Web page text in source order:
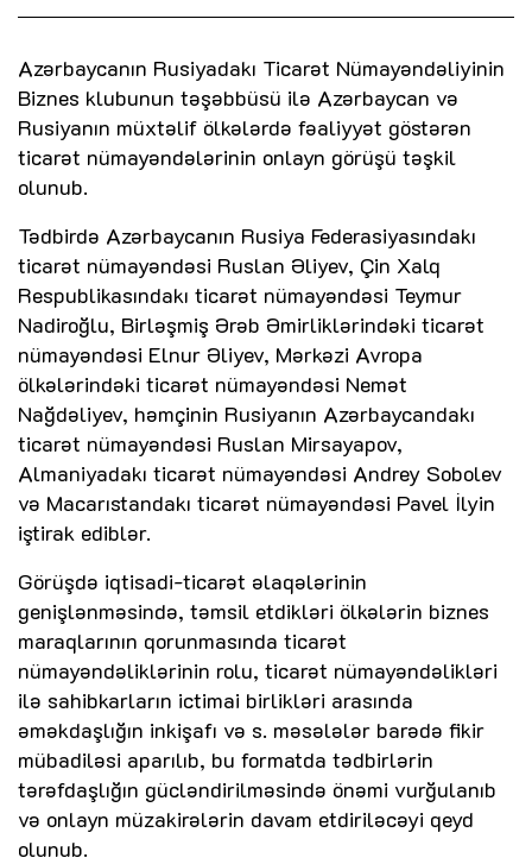
Azərbaycanın Rusiyadakı Ticarət Nümayəndəliyinin
Biznes klubunun təşəbbüsü ilə Azərbaycan və
Rusiyanın müxtəlif ölkələrdə fəaliyyət göstərən
ticarət nümayəndələrinin onlayn görüşü təşkil
olunub.
Tədbirdə Azərbaycanın Rusiya Federasiyasındakı
ticarət nümayəndəsi Ruslan Əliyev, Çin Xalq
Respublikasındakı ticarət nümayəndəsi Teymur
Nadiroğlu, Birləşmiş Ərəb Əmirliklərindəki ticarət
nümayəndəsi Elnur Əliyev, Mərkəzi Avropa
ölkələrindəki ticarət nümayəndəsi Nemət
Nağdəliyev, həmçinin Rusiyanın Azərbaycandakı
ticarət nümayəndəsi Ruslan Mirsayapov,
Almaniyadakı ticarət nümayəndəsi Andrey Sobolev
və Macarıstandakı ticarət nümayəndəsi Pavel İlyin
iştirak ediblər.
Görüşdə iqtisadi-ticarət əlaqələrinin
genişlənməsində, təmsil etdikləri ölkələrin biznes
maraqlarının qorunmasında ticarət
nümayəndəliklərinin rolu, ticarət nümayəndəlikləri
ilə sahibkarların ictimai birlikləri arasında
əməkdaşlığın inkişafı və s. məsələlər barədə fikir
mübadiləsi aparılıb, bu formatda tədbirlərin
tərəfdaşlığın gücləndirilməsində önəmi vurğulanıb
və onlayn müzakirələrin davam etdiriləcəyi qeyd
olunub.